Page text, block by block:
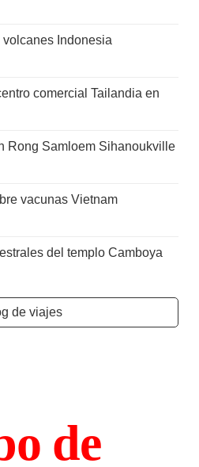
volcanes Indonesia
comercial Tailandia en
Rong Samloem Sihanoukville
vacunas Vietnam
del templo Camboya
de viajes
de